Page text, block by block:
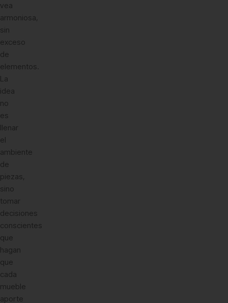
vea
armoniosa,
sin
exceso
de
elementos.
La
idea
no
es
llenar
el
ambiente
de
piezas,
sino
tomar
decisiones
conscientes
que
hagan
que
cada
mueble
aporte